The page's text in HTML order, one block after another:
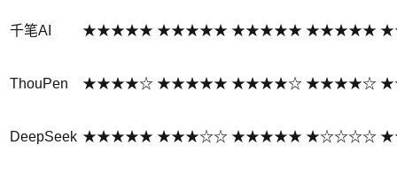
千笔AI ★★★★★ ★★★★★ ★★★★★ ★★★★★
ThouPen ★★★★☆ ★★★★★ ★★★★☆ ★★★★☆
DeepSeek ★★★★★ ★★★☆☆ ★★★★★ ★☆☆☆☆